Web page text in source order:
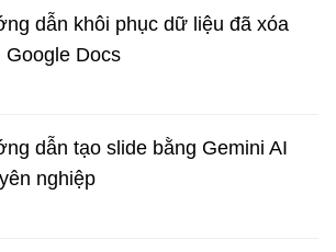
dẫn khôi phục dữ liệu đã xóa
Google Docs
dẫn tạo slide bằng Gemini AI
nghiệp